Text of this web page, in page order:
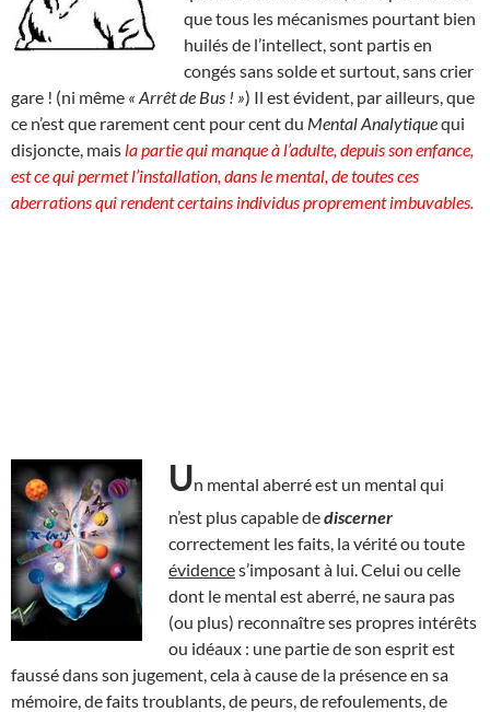
que tous les mécanismes pourtant bien
huilés de l’intellect, sont partis en
congés sans solde et surtout, sans crier
gare ! (ni même « Arrêt de Bus ! ») Il est évident, par ailleurs, que
ce n’est que rarement cent pour cent du Mental Analytiquequi
disjoncte, mais la partie qui manque à l’adulte, depuis son enfance,
est ce qui permet l’installation, dans le mental, de toutes ces
aberrations qui rendent certains individus proprement imbuvables.
Un mental aberré est un mental qui
n’est plus capable dediscerner
correctement les faits, la vérité ou toute
évidences’imposant à lui. Celui ou celle
dont le mental est aberré, ne saura pas
(ou plus) reconnaître ses propres intérêts
ou idéaux : une partie de son esprit est
faussé dans son jugement, cela à cause de la présence en sa
mémoire, de faits troublants, de peurs, de refoulements, de